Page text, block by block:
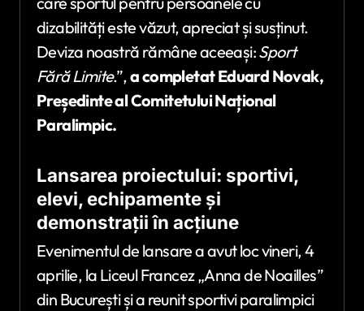
dizabilități este văzut, apreciat și susținut.
Deviza noastră rămâne aceeași:Sport
FărăLimite.”,a completat Eduard Novak,
Președinte al Comitetului Național
Paralimpic.
Lansarea proiectului: sportivi,
elevi, echipamente și
demonstrații în acțiune
Evenimentul de lansare a avut loc vineri, 4
aprilie, la Liceul Francez „Anna de Noailles”
din București și a reunit sportivi paralimpici